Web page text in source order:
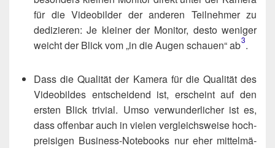
für die Video­bil­der der ande­ren Teil­neh­mer zu
dedi­zie­ren: Je klei­ner der Moni­tor, des­to weni­ger
weicht der Blick vom „in die Augen schau­en“ ab​3.
Dass die Qua­li­tät der Kame­ra für die Qua­li­tät des
Video­bil­des ent­schei­dend ist, erscheint auf den
ers­ten Blick tri­vi­al. Umso ver­wun­der­li­cher ist es,
dass offen­bar auch in vie­len ver­gleichs­wei­se hoch­
prei­si­gen Busi­ness-Note­books nur eher mit­tel­mä­